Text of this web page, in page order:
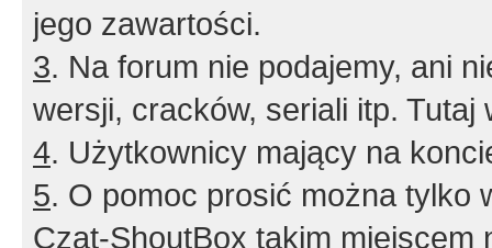
jego zawartości.
3. Na forum nie podajemy, ani
wersji, cracków, seriali itp. Tutaj
4. Użytkownicy mający na
5. O pomoc prosić można tylko
Czat-ShoutBox takim miejscem